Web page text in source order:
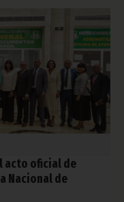
acto oficial de
Nacional de